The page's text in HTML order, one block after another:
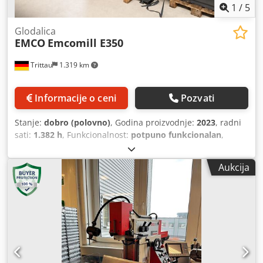
1 / 5
Trittau 1.319 km
Glodalica
EMCO Emcomill E350
Informacije o ceni Pozvati
Stanje: dobro (polovno), Godina proizvodnje: 2023, radni
sati: 1.382 h, Funkcionalnost: potpuno funkcionalan,
udaljenost pomeranja ose X:350 mm
radni hod Z-ose:300 mm, brzina vretena (maks.):10.000
o/min, CNC - Glodalica Proizvođač: EMCO, model: Emcomill
E 350 Godina proizvodnje: 2023 Radni sati: samo 1.382 h
Tehnički podaci Proizvođač: Emco Model: Emcomill E 350
Csdpfozil Rkex Aayeha Godina proizvodnje: 2023 Radni
sati: 1.382 h X osa: 350 mm Y osa: 250 mm Z osa: 300 mm
Prihvat alata: SK 30 Magacin alata: 20 pozicija Radni
napon: 400 V / 50 Hz Snaga: 7 kW Brzina vretena: 10.000
o/min Maksimalna težina obratka: 100 kg Dimenzije T-utor
Aukcija